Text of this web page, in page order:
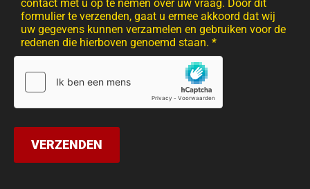
contact met u op te nemen over uw vraag. Door dit
formulier te verzenden, gaat u ermee akkoord dat wij
uw gegevens kunnen verzamelen en gebruiken voor de
redenen die hierboven genoemd staan. *